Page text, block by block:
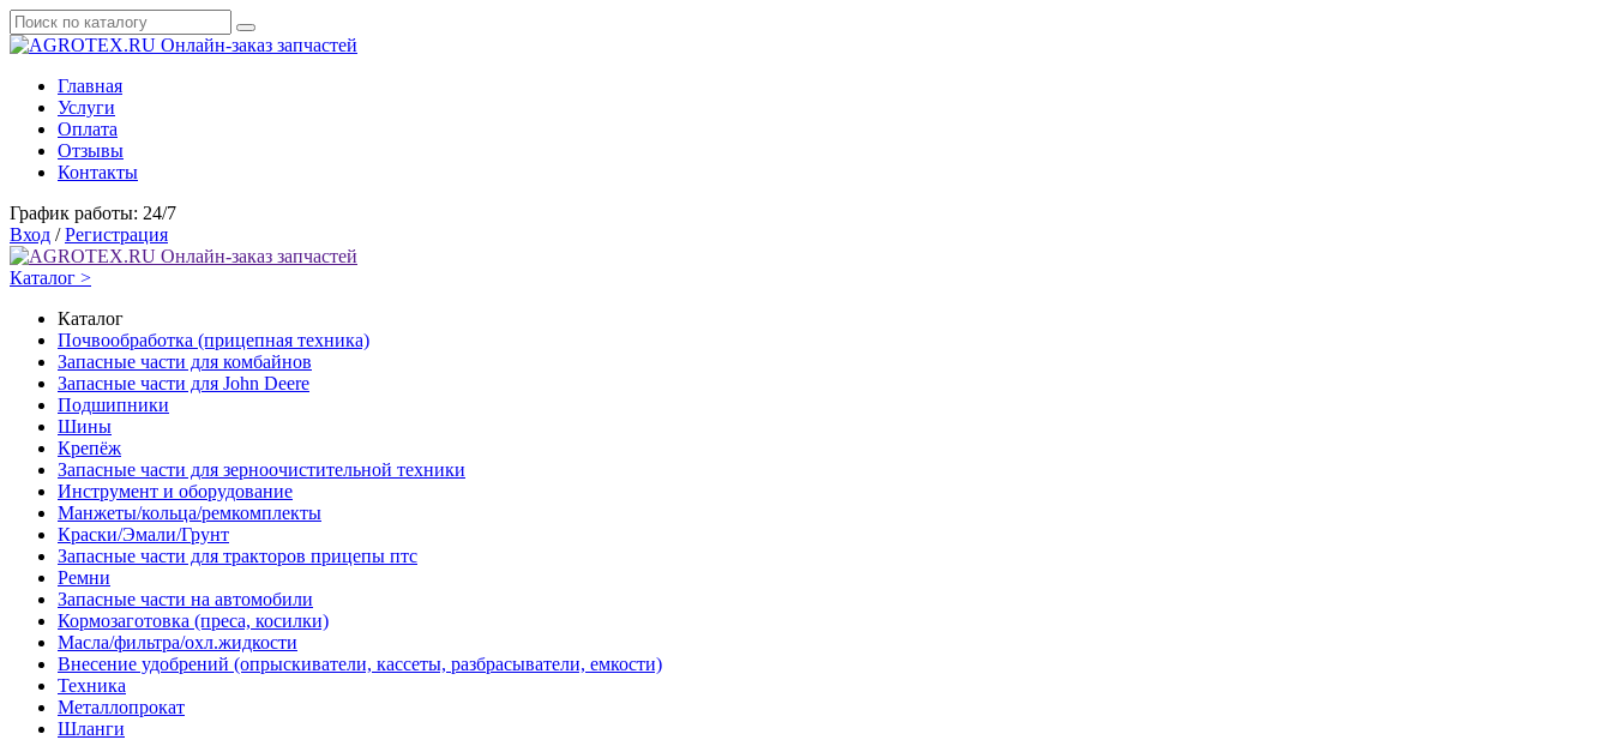
Онлайн-заказ запчастей
Главная
Услуги
Оплата
Отзывы
Контакты
График работы: 24/7
Вход / Регистрация
Онлайн-заказ запчастей
Каталог >
Каталог
Почвообработка (прицепная техника)
Запасные части для комбайнов
Запасные части для John Deere
Подшипники
Шины
Крепёж
Запасные части для зерноочистительной техники
Инструмент и оборудование
Манжеты/кольца/ремкомплекты
Краски/Эмали/Грунт
Запасные части для тракторов прицепы птс
Ремни
Запасные части на автомобили
Кормозаготовка (преса, косилки)
Масла/фильтра/охл.жидкости
Внесение удобрений (опрыскиватели, кассеты, разбрасыватели, емкости)
Техника
Металлопрокат
Шланги